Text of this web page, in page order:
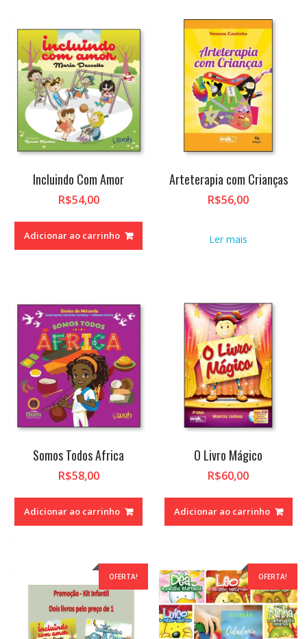
Incluindo Com Amor
R$54,00
Adicionar ao carrinho
Arteterapia com Crianças
R$56,00
Ler mais
Somos Todos Africa
R$58,00
Adicionar ao carrinho
O Livro Mágico
R$60,00
Adicionar ao carrinho
OFERTA! OFERTA!